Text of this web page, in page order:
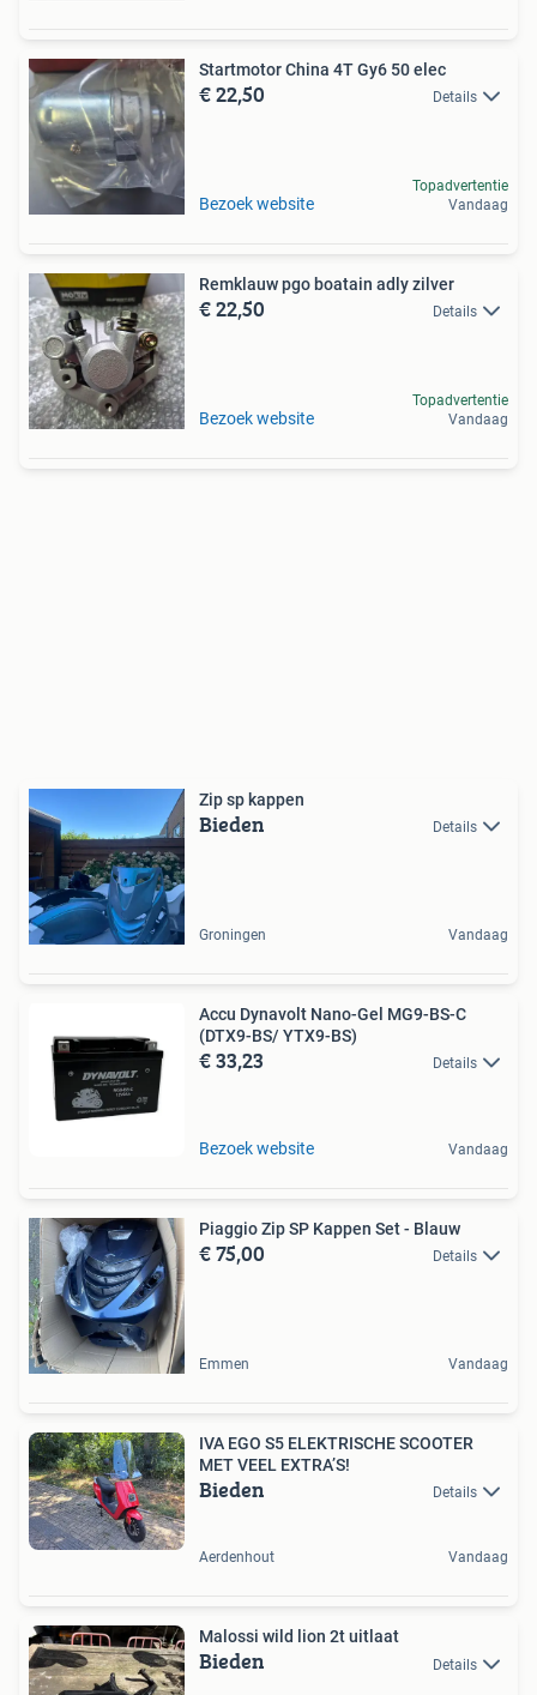
Startmotor China 4T Gy6 50 elec
€ 22,50 Details
Bezoek website
Topadvertentie
Vandaag
Remklauw pgo boatain adly zilver
€ 22,50 Details
Bezoek website
Topadvertentie
Vandaag
Zip sp kappen
Bieden Details
Groningen Vandaag
Accu Dynavolt Nano-Gel MG9-BS-C
(DTX9-BS/ YTX9-BS)
€ 33,23 Details
Bezoek website Vandaag
Piaggio Zip SP Kappen Set - Blauw
€ 75,00 Details
Emmen Vandaag
IVA EGO S5 ELEKTRISCHE SCOOTER
MET VEEL EXTRA’S!
Bieden Details
Aerdenhout Vandaag
Malossi wild lion 2t uitlaat
Bieden Details